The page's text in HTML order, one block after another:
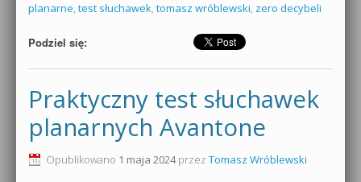
planarne, test słuchawek, tomasz wróblewski, zero decybeli
Podziel się:
Praktyczny test słuchawek
planarnych Avantone
Opublikowano 1 maja 2024przez Tomasz Wróblewski